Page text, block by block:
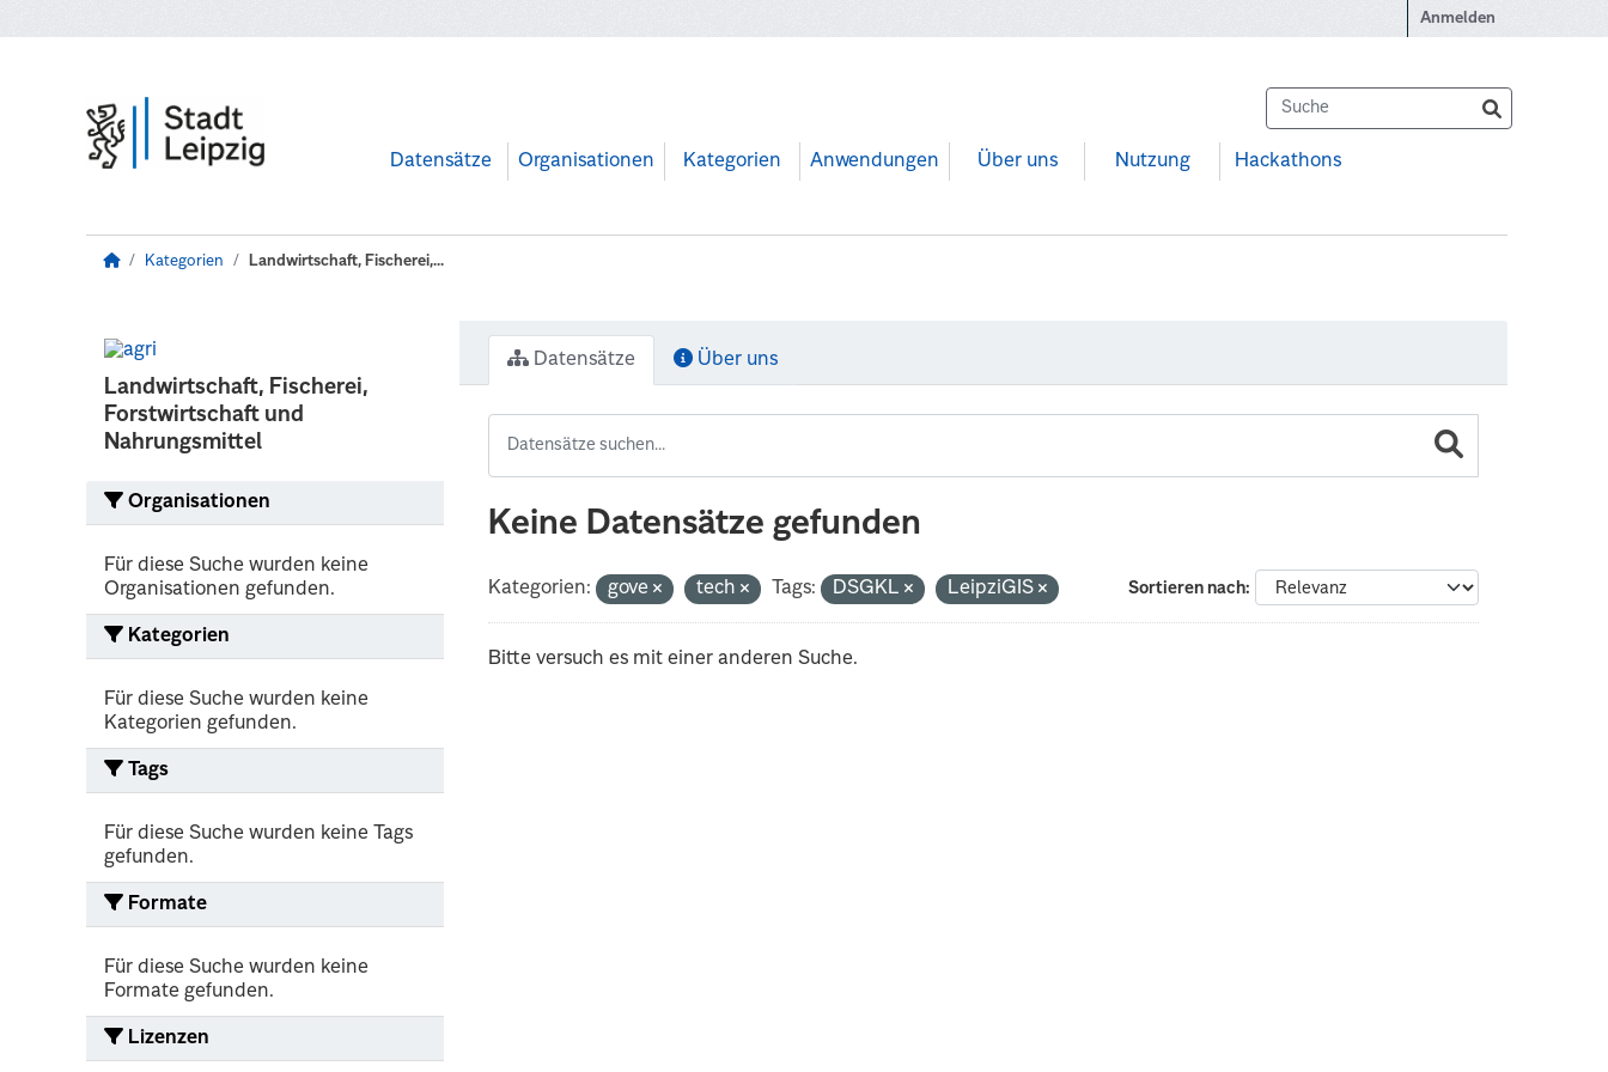
Anmelden
Datensätze Organisationen Kategorien Anwendungen Über uns Nutzung Hackathons
Kategorien Landwirtschaft, Fischerei,...
Landwirtschaft, Fischerei,
Forstwirtschaft und
Nahrungsmittel
Organisationen
Für diese Suche wurden keine
Organisationen gefunden.
Kategorien
Für diese Suche wurden keine
Kategorien gefunden.
Tags
Für diese Suche wurden keine Tags
gefunden.
Formate
Für diese Suche wurden keine
Formate gefunden.
Lizenzen
Datensätze Über uns
Keine Datensätze gefunden
Sortieren nach
Kategorien: gove tech Tags: DSGKL LeipziGIS
Bitte versuch es mit einer anderen Suche.